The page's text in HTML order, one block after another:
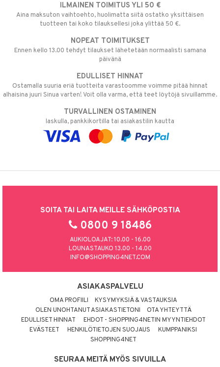
ILMAINEN TOIMITUS YLI 50 €
Aina maksuton vaihtoehto, huolimatta siitä ostatko yksittäisen
tuotteen tai koko tilauksellesi joka ylittää 50 €.
NOPEAT TOIMITUKSET
Ennen kello 13.00 tehdyt tilaukset lähetetään normaalisti samana
päivänä
EDULLISET HINNAT
Ostamalla suuria eriä tuotteita varastoomme voimme pitää hinnat
alhaisina juuri Sinua varten! Voit olla varma, että teet löytöjä sivuillamme.
TURVALLINEN OSTAMINEN
laskulla, pankkikortilla tai asiakastilin kautta
SOITA TAI LAITA MEILLE SÄHKÖPOSTIA
0800 9 18486
AUKIOLOAJAT: 10.00 - 16.00
LOUNASTAUKO 13.00 - 14.00
INFO@SHOPPING4NET.COM
ASIAKASPALVELU
OMA PROFIILI
KYSYMYKSIÄ & VASTAUKSIA
OLEN UNOHTANUT ASIAKASTIETONI
OTA YHTEYTTÄ
EDULLISET HINNAT
EHDOT - SHOPPING4NETIN MYYNTIEHDOT
EVÄSTEET
HENKILÖTIETOJEN SUOJAUS
KUMPPANIKSI
SHOPPING4NET
SEURAA MEITÄ MYÖS SIVUILLA